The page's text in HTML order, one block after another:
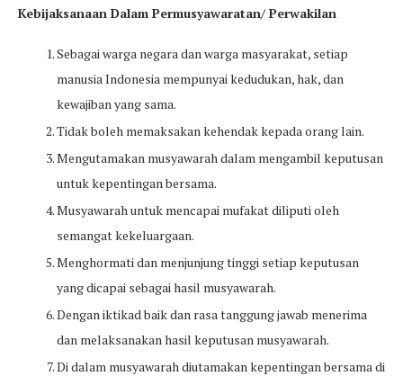
Kebijaksanaan Dalam Permusyawaratan/ Perwakilan
Sebagai warga negara dan warga masyarakat, setiap
manusia Indonesia mempunyai kedudukan, hak, dan
kewajiban yang sama.
Tidak boleh memaksakan kehendak kepada orang lain.
Mengutamakan musyawarah dalam mengambil keputusan
untuk kepentingan bersama.
Musyawarah untuk mencapai mufakat diliputi oleh
semangat kekeluargaan.
Menghormati dan menjunjung tinggi setiap keputusan
yang dicapai sebagai hasil musyawarah.
Dengan iktikad baik dan rasa tanggung jawab menerima
dan melaksanakan hasil keputusan musyawarah.
Di dalam musyawarah diutamakan kepentingan bersama di